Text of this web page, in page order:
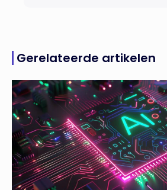
Gerelateerde artikelen